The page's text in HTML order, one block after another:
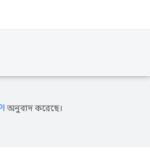
অনুবাদ করেছে।